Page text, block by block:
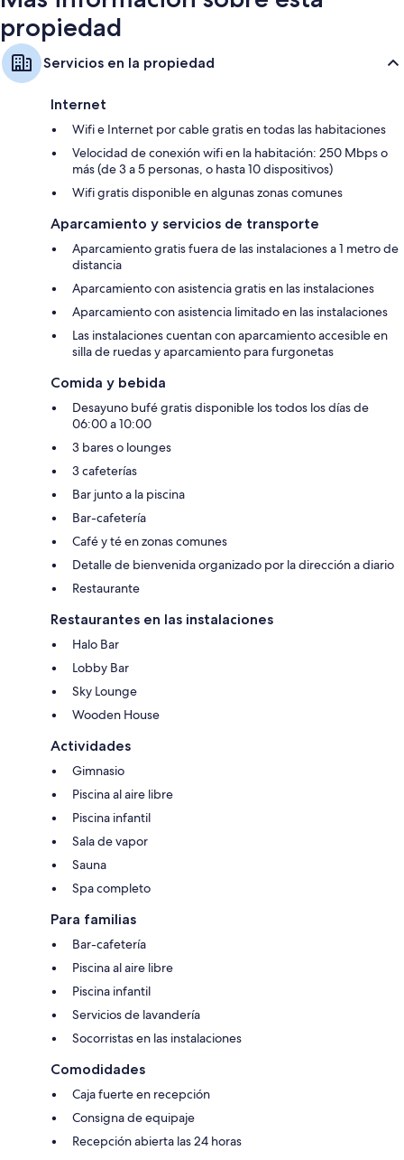
propiedad
Servicios en la propiedad
Internet
Wifi e Internet por cable gratis en todas las habitaciones
Velocidad de conexión wifi en la habitación: 250 Mbps o
más (de 3 a 5 personas, o hasta 10 dispositivos)
Wifi gratis disponible en algunas zonas comunes
Aparcamiento y servicios de transporte
Aparcamiento gratis fuera de las instalaciones a 1 metro de
distancia
Aparcamiento con asistencia gratis en las instalaciones
Aparcamiento con asistencia limitado en las instalaciones
Las instalaciones cuentan con aparcamiento accesible en
silla de ruedas y aparcamiento para furgonetas
Comida y bebida
Desayuno bufé gratis disponible los todos los días de
06:00 a 10:00
3 bares o lounges
3 cafeterías
Bar junto a la piscina
Bar-cafetería
Café y té en zonas comunes
Detalle de bienvenida organizado por la dirección a diario
Restaurante
Restaurantes en las instalaciones
Halo Bar
Lobby Bar
Sky Lounge
Wooden House
Actividades
Gimnasio
Piscina al aire libre
Piscina infantil
Sala de vapor
Sauna
Spa completo
Para familias
Bar-cafetería
Piscina al aire libre
Piscina infantil
Servicios de lavandería
Socorristas en las instalaciones
Comodidades
Caja fuerte en recepción
Consigna de equipaje
Recepción abierta las 24 horas